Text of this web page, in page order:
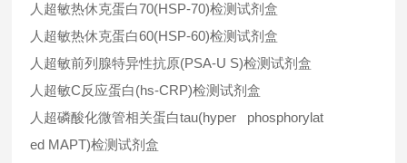
人超敏热休克蛋白70(HSP-70)检测试剂盒
人超敏热休克蛋白60(HSP-60)检测试剂盒
人超敏前列腺特异性抗原(PSA-U S)检测试剂盒
人超敏C反应蛋白(hs-CRP)检测试剂盒
人超磷酸化微管相关蛋白tau(hyper phosphorylat
ed MAPT)检测试剂盒